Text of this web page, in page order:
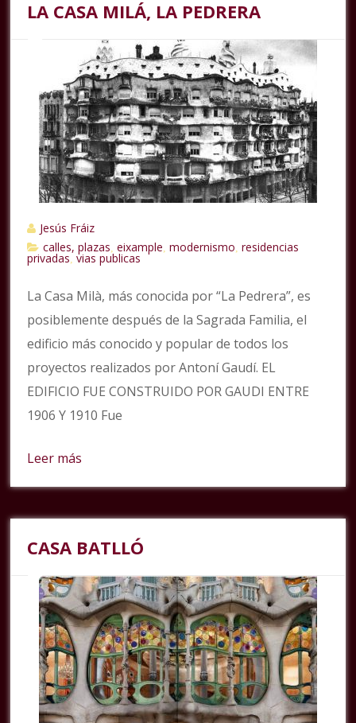
LA CASA MILÁ, LA PEDRERA
Jesús Fráiz
calles, plazas
,eixample ,modernismo ,residencias
privadas ,vias publicas
La Casa Milà, más conocida por “La Pedrera”, es
posiblemente después de la Sagrada Familia, el
edificio más conocido y popular de todos los
proyectos realizados por Antoní Gaudí. EL
EDIFICIO FUE CONSTRUIDO POR GAUDI ENTRE
1906 Y 1910 Fue
Leer más
CASA BATLLÓ